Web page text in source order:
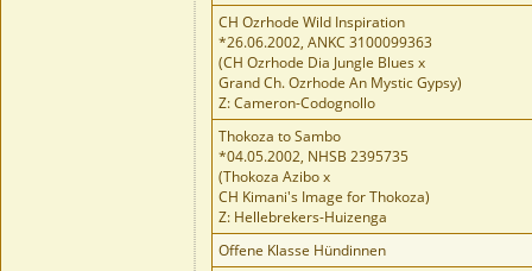
CH Ozrhode Wild Inspiration
*26.06.2002, ANKC 3100099363
(CH Ozrhode Dia Jungle Blues x
Grand Ch. Ozrhode An Mystic Gypsy)
Z: Cameron-Codognollo
Thokoza to Sambo
*04.05.2002, NHSB 2395735
(Thokoza Azibo x
CH Kimani's Image for Thokoza)
Z: Hellebrekers-Huizenga
Offene Klasse Hündinnen